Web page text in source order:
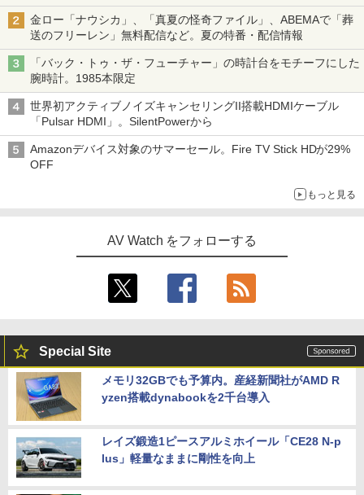
金ロー「ナウシカ」、「真夏の怪奇ファイル」、ABEMAで「葬
送のフリーレン」無料配信など。夏の特番・配信情報
「バック・トゥ・ザ・フューチャー」の時計台をモチーフにした
腕時計。1985本限定
世界初アクティブノイズキャンセリングII搭載HDMIケーブル
「Pulsar HDMI」。SilentPowerから
Amazonデバイス対象のサマーセール。Fire TV Stick HDが29%
OFF
もっと見る
AV Watch をフォローする
Special Site
メモリ32GBでも予算内。産経新聞社がAMD R
yzen搭載dynabookを2千台導入
レイズ鍛造1ピースアルミホイール「CE28 N-p
lus」軽量なままに剛性を向上